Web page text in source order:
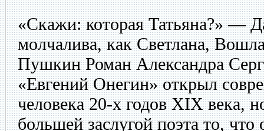
«Скажи: которая Татьяна?» —
молчалива, как Светлана,
Пушкин Роман Александра
«Евгений Онегин» открыл
человека 20-х годов XIX века,
большей заслугой поэта то,